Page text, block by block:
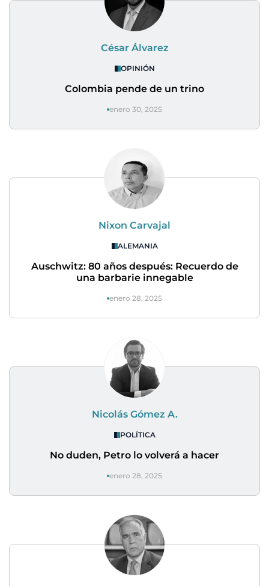
César Álvarez
OPINIÓN
Colombia pende de un trino
enero 30, 2025
Nixon Carvajal
ALEMANIA
Auschwitz: 80 años después: Recuerdo de
una barbarie innegable
enero 28, 2025
Nicolás Gómez A.
POLÍTICA
No duden, Petro lo volverá a hacer
enero 28, 2025